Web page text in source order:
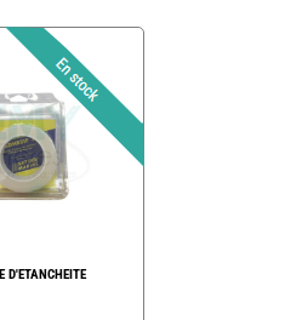
D'ETANCHEITE